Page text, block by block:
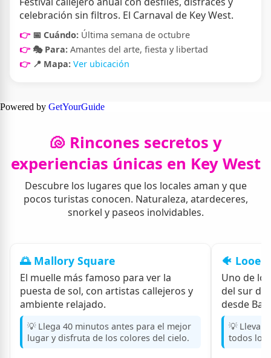
celebración sin filtros. El Carnaval de Key West.
📅 Cuándo: Última semana de octubre
🎭 Para: Amantes del arte, fiesta y libertad
📍 Mapa: Ver ubicación
Powered by GetYourGuide
🐚 Rincones secretos y
experiencias únicas en Key West
Descubre los lugares que los locales aman y que
pocos turistas conocen. Naturaleza, atardeceres,
snorkel y paseos inolvidables.
🌅 Mallory Square
El muelle más famoso para ver la
puesta de sol, con artistas callejeros y
ambiente relajado.
💡 Llega 40 minutos antes para el mejor
lugar y disfruta de los colores del cielo.
🐠 Looe
Uno de
del sur de
desde
💡 Lleva
todos los